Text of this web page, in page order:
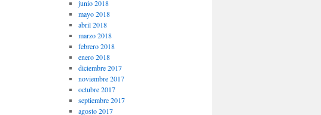
junio 2018
mayo 2018
abril 2018
marzo 2018
febrero 2018
enero 2018
diciembre 2017
noviembre 2017
octubre 2017
septiembre 2017
agosto 2017